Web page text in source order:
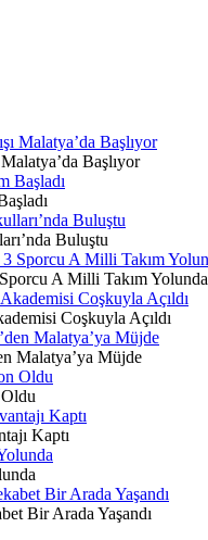
Başlıyor
Buluştu
A Milli Takım Yolunda
Coşkuyla Açıldı
Malatya’ya Müjde
Kaptı
Bir Arada Yaşandı